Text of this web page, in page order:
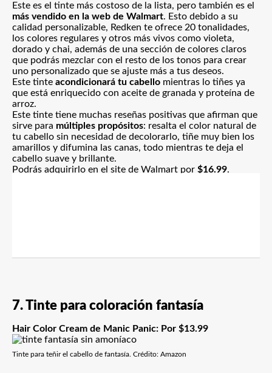
Este es el tinte más costoso de la lista, pero también es el
más vendido en la web de Walmart. Esto debido a su
calidad personalizable, Redken te ofrece 20 tonalidades,
los colores regulares y otros más vivos como violeta,
dorado y chai, además de una sección de colores claros
que podrás mezclar con el resto de los tonos para crear
uno personalizado que se ajuste más a tus deseos.
Este tinte acondicionará tu cabello mientras lo tiñes ya
que está enriquecido con aceite de granada y proteína de
arroz.
Este tinte tiene muchas reseñas positivas que afirman que
sirve para múltiples propósitos: resalta el color natural de
tu cabello sin necesidad de decolorarlo, tiñe muy bien los
amarillos y difumina las canas, todo mientras te deja el
cabello suave y brillante.
Podrás adquirirlo en el site de Walmart por $16.99.
7. Tinte para coloración fantasía
Hair Color Cream de Manic Panic: Por $13.99
Tinte para teñir el cabello de fantasía. Crédito: Amazon